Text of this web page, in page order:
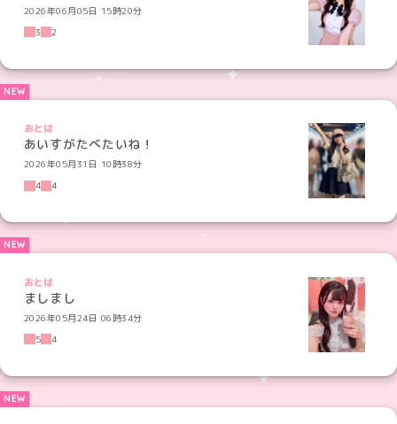
2026年06月05日 15時20分
3
2
おとは
あいすがたべたいね！
2026年05月31日 10時38分
4
4
おとは
ましまし
2026年05月24日 06時34分
5
4